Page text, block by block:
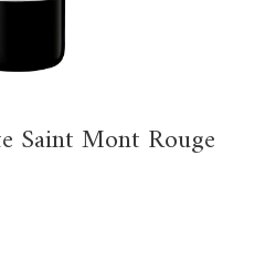
Saint Mont Rouge